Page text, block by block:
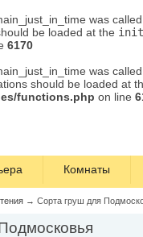
was called
be loaded at the init
6170
was called
should be loaded at
functions.php on line
Комнаты
→ Сорта груш для